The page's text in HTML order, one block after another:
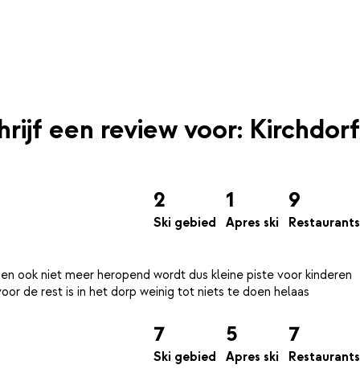
een review voor: Kirchdorf
2
Ski gebied
1
Apres ski
9
Restaurants
ook niet meer heropend wordt dus kleine piste voor kinderen
7
Ski gebied
5
Apres ski
7
Restaurants